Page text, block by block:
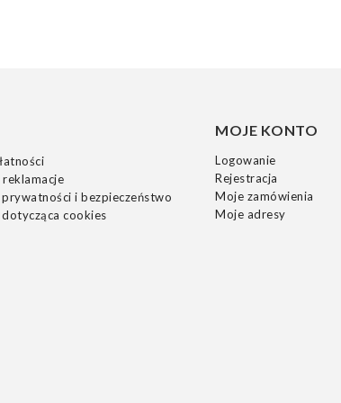
i bezpieczeństwo
cookies
MOJE KONTO
Logowanie
Rejestracja
Moje zamówienia
Moje adresy